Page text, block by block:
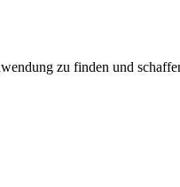
zu finden und